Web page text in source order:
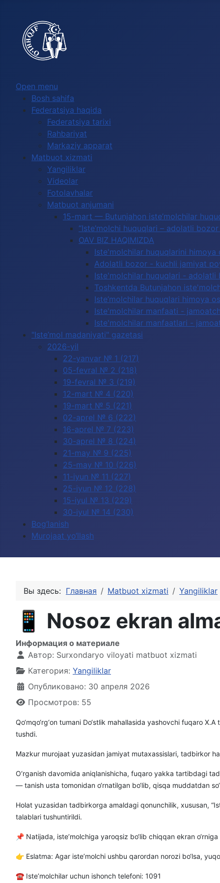
Open menu
Bosh sahifa
Federatsiya haqida
Federatsiya tarixi
Rahbariyat
Markaziy apparat
Matbuot xizmati
Yangiliklar
Videolar
Fotolavhalar
Matbuot anjumani
15-mart — Butunjahon iste’molchilar
“Iste’molchi huquqlari – adolatli
OAV BIZ HAQIMIZDA
Iste'molchilar huquqlarini himoya
Adolatli bozor - kuchli jamiyat
Iste'molchilar huquqlari -
Toshkentda Butunjahon
Iste’molchilar huquqlari himoya
Iste'molchilar manfaati -
Iste'molchilar manfaatlari -
"Iste’mol madaniyati" gazetasi
2026-yil
22-yanvar № 1 (217)
05-fevral № 2 (218)
19-fevral № 3 (219)
12-mart № 4 (220)
19-mart № 5 (221)
02-aprel № 6 (222)
16-aprel № 7 (223)
30-aprel № 8 (224)
21-may № 9 (225)
25-may № 10 (226)
11-iyun № 11 (227)
25-iyun № 12 (228)
15-iyul № 13 (229)
30-iyul № 14 (230)
Bog‘lanish
Murojaat yo‘llash
Вы здесь: Главная Matbuot xizmati Yangiliklar
📱 Nosoz ekran
Информация о материале
Автор: Surxondaryo viloyati matbuot xizmati
Категория: Yangiliklar
Опубликовано: 30 апреля 2026
Просмотров: 55
Qo‘mqo‘rg‘on tumani Do‘stlik mahallasida yashovchi fuqaro
tushdi.
Mazkur murojaat yuzasidan jamiyat mutaxassislari, tadbirkor
O‘rganish davomida aniqlanishicha, fuqaro yakka tartibdagi
— tanish usta tomonidan o‘rnatilgan bo‘lib, qisqa muddatdan
Holat yuzasidan tadbirkorga amaldagi qonunchilik, xususan,
talablari tushuntirildi.
📌 Natijada, iste’molchiga yaroqsiz bo‘lib chiqqan ekran
👉 Eslatma: Agar iste’molchi ushbu qarordan norozi bo‘lsa,
☎️ Iste’molchilar uchun ishonch telefoni: 1091